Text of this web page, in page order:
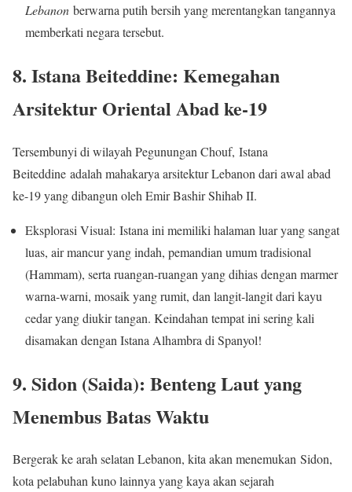
Lebanon berwarna putih bersih yang merentangkan tangannya
memberkati negara tersebut.
8. Istana Beiteddine: Kemegahan
Arsitektur Oriental Abad ke-19
Tersembunyi di wilayah Pegunungan Chouf, Istana
Beiteddine adalah mahakarya arsitektur Lebanon dari awal abad
ke-19 yang dibangun oleh Emir Bashir Shihab II.
Eksplorasi Visual: Istana ini memiliki halaman luar yang sangat
luas, air mancur yang indah, pemandian umum tradisional
(Hammam), serta ruangan-ruangan yang dihias dengan marmer
warna-warni, mosaik yang rumit, dan langit-langit dari kayu
cedar yang diukir tangan. Keindahan tempat ini sering kali
disamakan dengan Istana Alhambra di Spanyol!
9. Sidon (Saida): Benteng Laut yang
Menembus Batas Waktu
Bergerak ke arah selatan Lebanon, kita akan menemukan Sidon,
kota pelabuhan kuno lainnya yang kaya akan sejarah